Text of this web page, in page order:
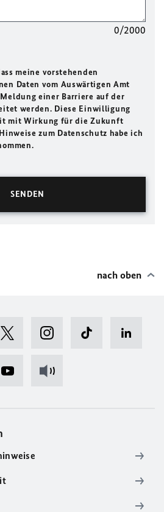
0/2000
meine vorstehenden
Daten vom Auswärtigen Amt
einer Barriere auf der
werden. Diese Einwilligung
mit Wirkung für die Zukunft
zum Datenschutz habe ich
nach oben